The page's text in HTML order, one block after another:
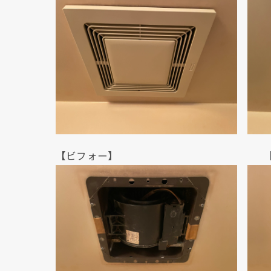
【ビフォー】 【アフ